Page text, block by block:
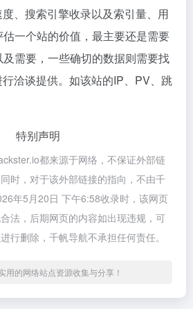
、搜索引擎收录以及索引量、用
一个站的价值，最主要还是需要
需要，一些确切的数据则需要找
洽谈提供。如该站的IP、PV、跳
特别声明
都来源于网络，不保证外部链
时，对于该外部链接的指向，不由千
年5月20日 下午6:58收录时，该网页
法，后期网页的内容如出现违规，可
行删除，千帆导航不承担任何责任。
用的网络站点资源收集与分享！